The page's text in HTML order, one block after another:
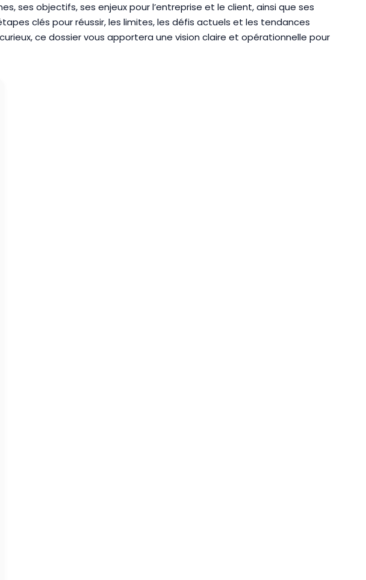
ses objectifs, ses enjeux pour l’entreprise et le client, ainsi que ses
clés pour réussir, les limites, les défis actuels et les tendances
ce dossier vous apportera une vision claire et opérationnelle pour